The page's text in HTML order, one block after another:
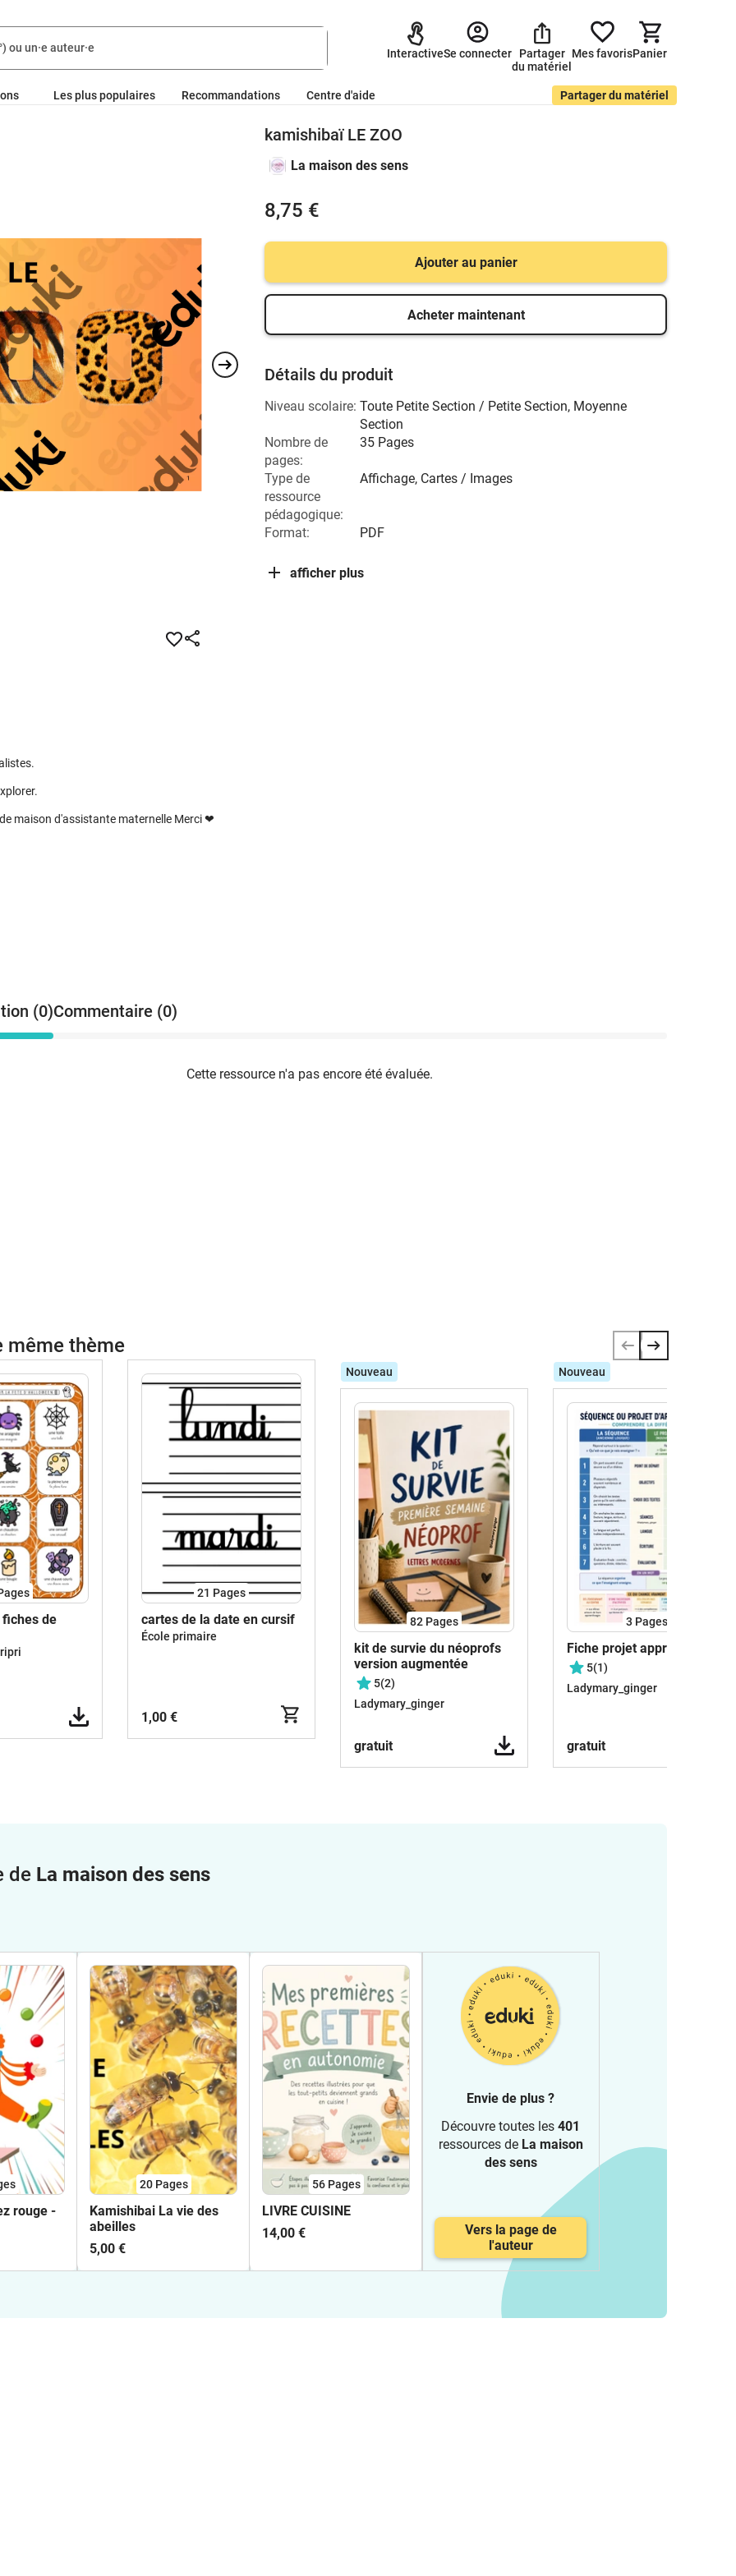
InteractiveSe connecter
Partager
du matériel
Mes favorisPanier
Les plus populaires Recommandations Partager du matériel
Centre d'aide
maison d'assistante maternelle Merci ❤
kamishibaï LE ZOO
La maison des sens
8,75 €
Ajouter au panier
Acheter maintenant
Détails du produit
Niveau scolaire: Toute Petite Section / Petite Section, Moyenne
Section
Nombre de
pages:
35 Pages
Type de
ressource
pédagogique:
Affichage, Cartes / Images
Format: PDF
afficher plus
(0)Commentaire (0)
Cette ressource n'a pas encore été évaluée.
même thème
de
21 Pages
cartes de la date en cursif
École primaire
1,00 €
Nouveau
82 Pages
kit de survie du néoprofs
version augmentée
5(2)
Ladymary_ginger
gratuit
Nouveau
3 Pages
Fiche projet apprentissage
5(1)
Ladymary_ginger
gratuit
de La maison des sens
rouge -
20 Pages
Kamishibai La vie des
abeilles
5,00 €
56 Pages
LIVRE CUISINE
14,00 €
Envie de plus ?
Découvre toutes les 401
ressources de La maison
des sens
Vers la page de
l'auteur